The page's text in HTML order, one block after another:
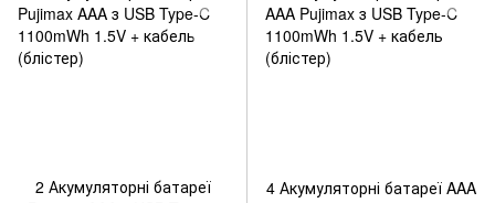
2 Акумуляторні батареї
4 Акумуляторні батареї AAA